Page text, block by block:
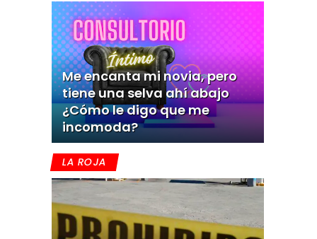
Me encanta mi novia, pero
tiene una selva ahí abajo
¿Cómo le digo que me
incomoda?
LA ROJA